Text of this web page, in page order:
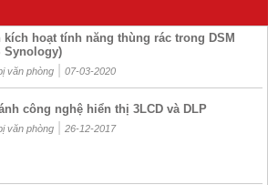
kích hoạt tính năng thùng rác trong DSM
Synology)
văn phòng| 07-03-2020
công nghệ hiển thị 3LCD và DLP
văn phòng| 26-12-2017